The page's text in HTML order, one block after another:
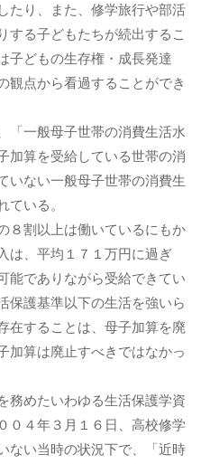
たり、また、修学旅行や部活
する子どもたちが続出するこ
子どもの生存権・成長発達
観点から看過することができ
一般母子世帯の消費生活水
加算を受給している世帯の消
いない一般母子世帯の消費生
ている。
８割以上は働いているにもか
は、平均１７１万円に過ぎ
能でありながら受給できてい
保護基準以下の生活を強いら
在することは、母子加算を廃
加算は廃止すべきではなかっ
めたいわゆる生活保護学資
０４年３月１６日、高校修学
ない当時の状況下で、「近時